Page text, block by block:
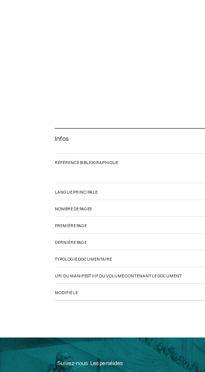
Infos
RÉFÉRENCE BIBLIOGRAPHIQUE
LANGUE PRINCIPALE
NOMBRE DE PAGES
PREMIÈRE PAGE
DERNIÈRE PAGE
TYPOLOGIE DOCUMENTAIRE
URI DU MANIFEST IIIF DU VOLUME CONTENANT LE DOCUMENT
MODIFIÉ LE
Suivez-nous Les perséides